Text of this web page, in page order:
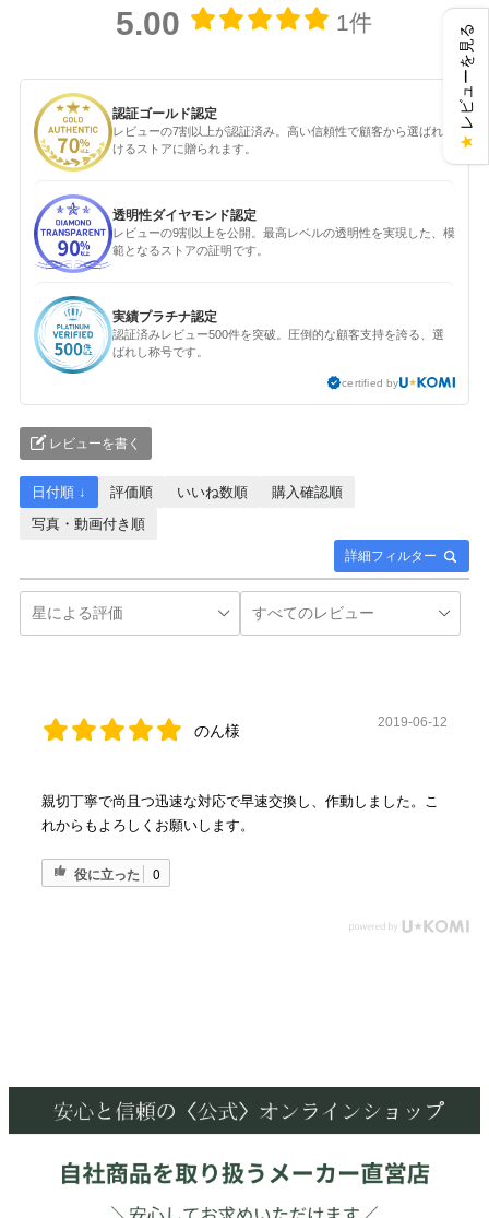
5.00 1件
認証ゴールド認定
レビューの7割以上が認証済み。高い信頼性で顧客から選ばれ続
けるストアに贈られます。
透明性ダイヤモンド認定
レビューの9割以上を公開。最高レベルの透明性を実現した、模
範となるストアの証明です。
実績プラチナ認定
認証済みレビュー500件を突破。圧倒的な顧客支持を誇る、選
ばれし称号です。
certified by
レビューを書く
詳細フィルター
日付順 ↓ 評価順 いいね数順
購入確認順
写真・動画付き順
のん様 2019-06-12
親切丁寧で尚且つ迅速な対応で早速交換し、作動しました。こ
れからもよろしくお願いします。
役に立った 0
★
レビューを見る